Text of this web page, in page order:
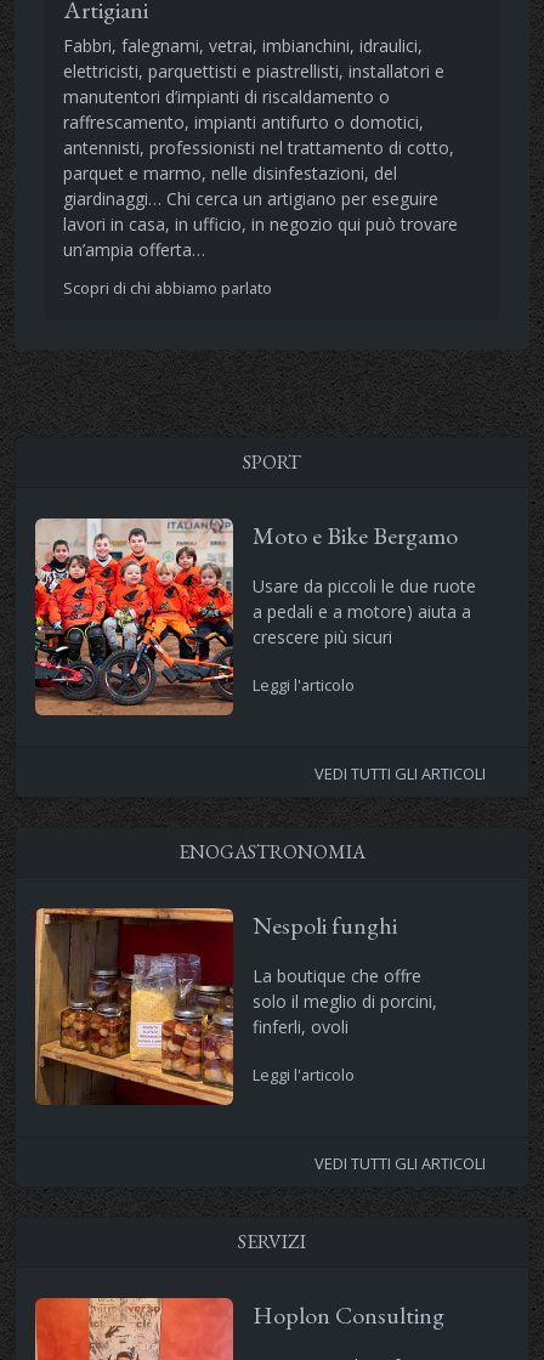
Artigiani
Fabbri, falegnami, vetrai, imbianchini, idraulici,
elettricisti, parquettisti e piastrellisti, installatori e
manutentori d’impianti di riscaldamento o
raffrescamento, impianti antifurto o domotici,
antennisti, professionisti nel trattamento di cotto,
parquet e marmo, nelle disinfestazioni, del
giardinaggi… Chi cerca un artigiano per eseguire
lavori in casa, in ufficio, in negozio qui può trovare
un’ampia offerta…
Scopri di chi abbiamo parlato
SPORT
Moto e Bike Bergamo
Usare da piccoli le due ruote
a pedali e a motore) aiuta a
crescere più sicuri
Leggi l'articolo
VEDI TUTTI GLI ARTICOLI
ENOGASTRONOMIA
Nespoli funghi
La boutique che offre
solo il meglio di porcini,
finferli, ovoli
Leggi l'articolo
VEDI TUTTI GLI ARTICOLI
SERVIZI
Hoplon Consulting